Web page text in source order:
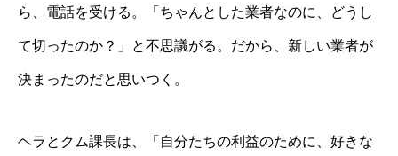
ら、電話を受ける。「ちゃんとした業者なのに、どうし
て切ったのか？」と不思議がる。だから、新しい業者が
決まったのだと思いつく。
ヘラとクム課長は、「自分たちの利益のために、好きな